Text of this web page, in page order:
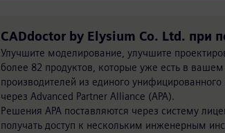
CADdoctor by Elysium Co. Ltd. при
Улучшите моделирование, улучшите
более 82 продуктов, которые уже есть в
производителей из единого
через Advanced Partner Alliance (APA).
Решения APA поставляются через систему
получать доступ к нескольким инженерным